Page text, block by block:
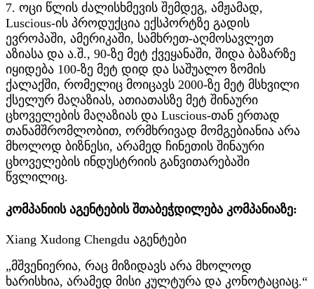
7. ოცი წლის ძალისხმევის შემდეგ, ამჟამად,
Luscious-ის პროდუქცია ექსპორტზე გადის
ევროპაში, ამერიკაში, სამხრეთ-აღმოსავლეთ
აზიასა და ა.შ., 90-ზე მეტ ქვეყანაში, შიდა ბაზარზე
იყიდება 100-ზე მეტ დიდ და საშუალო ზომის
ქალაქში, რომელიც მოიცავს 2000-ზე მეტ მსხვილი
ქსელურ მაღაზიას, ათიათასზე მეტ შინაური
ცხოველების მაღაზიას და Luscious-თან ერთად
თანამშრომლობით, ორმხრივად მომგებიანია არა
მხოლოდ ბიზნესი, არამედ ჩინეთის შინაური
ცხოველების ინდუსტრიის განვითარებაში
წვლილიც.
კომპანიის აგენტების შთაბეჭდილება კომპანიაზე:
Xiang Xudong Chengdu აგენტები
„მშვენიერია, რაც მიზიდავს არა მხოლოდ
ხარისხია, არამედ მისი კულტურა და კონოტაციაც.“